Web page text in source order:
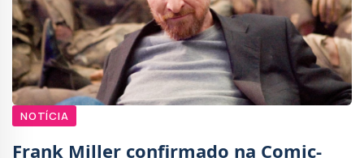
NOTÍCIA
Frank Miller confirmado na Comic-